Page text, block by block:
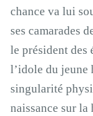
chance va lui
ses camarades
le président des
l’idole du jeune
singularité
naissance sur